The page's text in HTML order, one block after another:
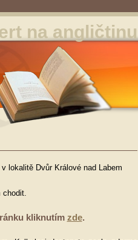
na angličtinu
lokalitě Dvůr Králové nad Labem
chodit.
kliknutím zde.